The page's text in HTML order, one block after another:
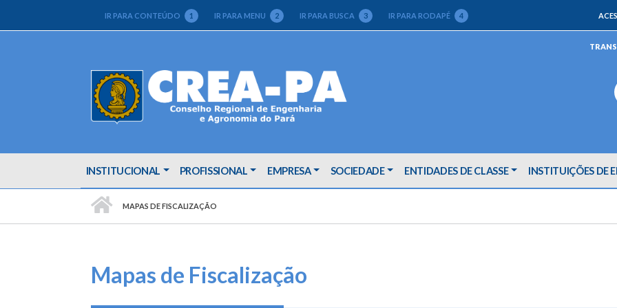
IR PARA CONTEÚDO 1 IR PARA MENU 2 IR PARA BUSCA 3 IR PARA RODAPÉ 4
INSTITUCIONAL PROFISSIONAL EMPRESA SOCIEDADE ENTIDADES DE CLASSE INSTITUIÇÕES DE
MAPAS DE FISCALIZAÇÃO
Mapas de Fiscalização